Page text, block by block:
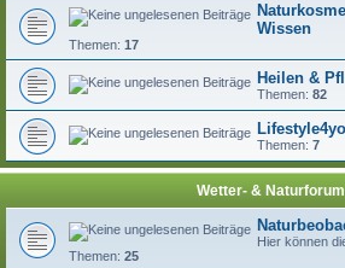
Wissen
Themen: 17
Heilen &
Themen: 82
Themen: 7
Wetter- & Naturforum
Hier können
Themen: 25